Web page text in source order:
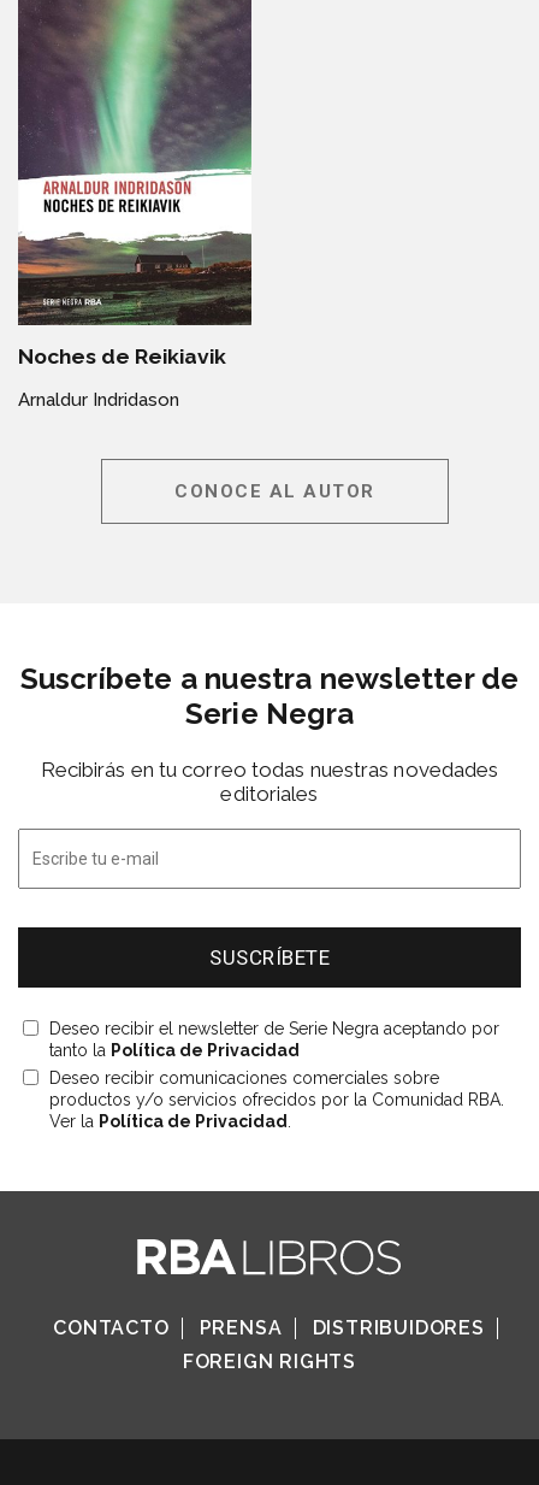
Noches de Reikiavik
Arnaldur Indridason
CONOCE AL AUTOR
Suscríbete a nuestra newsletter de
Serie Negra
Recibirás en tu correo todas nuestras novedades
editoriales
Deseo recibir el newsletter de Serie Negra aceptando por
tanto la Política de Privacidad
Deseo recibir comunicaciones comerciales sobre
productos y/o servicios ofrecidos por la Comunidad RBA.
Ver la Política de Privacidad
CONTACTO PRENSA
DISTRIBUIDORES
FOREIGN RIGHTS